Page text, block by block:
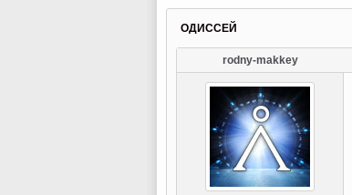
ОДИССЕЙ
rodny-makkey